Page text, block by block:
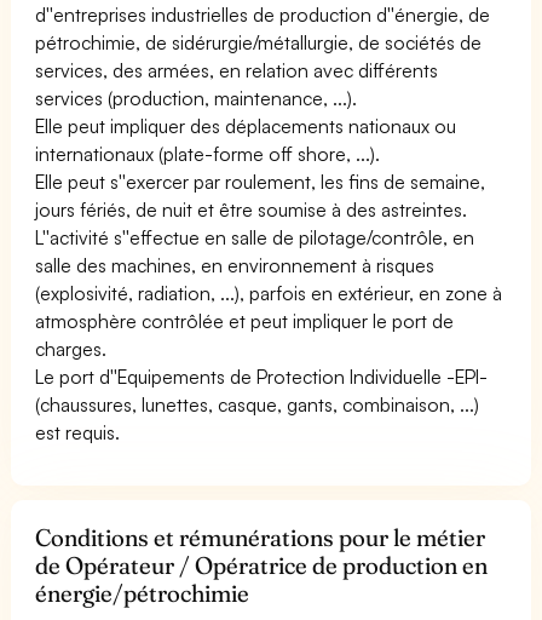
d''entreprises industrielles de production d''énergie, de
pétrochimie, de sidérurgie/métallurgie, de sociétés de
services, des armées, en relation avec différents
services (production, maintenance, ...).
Elle peut impliquer des déplacements nationaux ou
internationaux (plate-forme off shore, ...).
Elle peut s''exercer par roulement, les fins de semaine,
jours fériés, de nuit et être soumise à des astreintes.
L''activité s''effectue en salle de pilotage/contrôle, en
salle des machines, en environnement à risques
(explosivité, radiation, ...), parfois en extérieur, en zone à
atmosphère contrôlée et peut impliquer le port de
charges.
Le port d''Equipements de Protection Individuelle -EPI-
(chaussures, lunettes, casque, gants, combinaison, ...)
est requis.
Conditions et rémunérations pour le métier
de Opérateur / Opératrice de production en
énergie/pétrochimie